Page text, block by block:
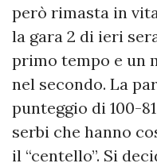
però rimasta in
la gara 2 di ieri
primo tempo e un
nel secondo. La
punteggio di 100-
serbi che hanno
il “centello”. Si